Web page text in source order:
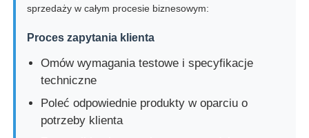
sprzedaży w całym procesie biznesowym:
Proces zapytania klienta
Omów wymagania testowe i specyfikacje
techniczne
Poleć odpowiednie produkty w oparciu o
potrzeby klienta